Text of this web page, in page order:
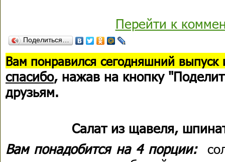
Перейти к
Поделиться…
Вам понравился сегодняшний выпуск
спасибо, нажав на кнопку
друзьям.
Салат из щавеля,
Вам понадобится на 4 порции: